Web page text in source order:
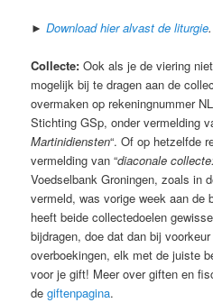
►Download hier alvast de liturgie.
Collecte: Ook als je de viering
mogelijk bij te dragen aan de
overmaken op rekeningnummer
Stichting GSp, onder vermelding
Martinidiensten“. Of op hetzelfde
vermelding van “diaconale
Voedselbank Groningen, zoals in
vermeld, was vorige week aan de
heeft beide collectedoelen
bijdragen, doe dat dan bij
overboekingen, elk met de juiste
voor je gift! Meer over giften en
degiftenpagina.